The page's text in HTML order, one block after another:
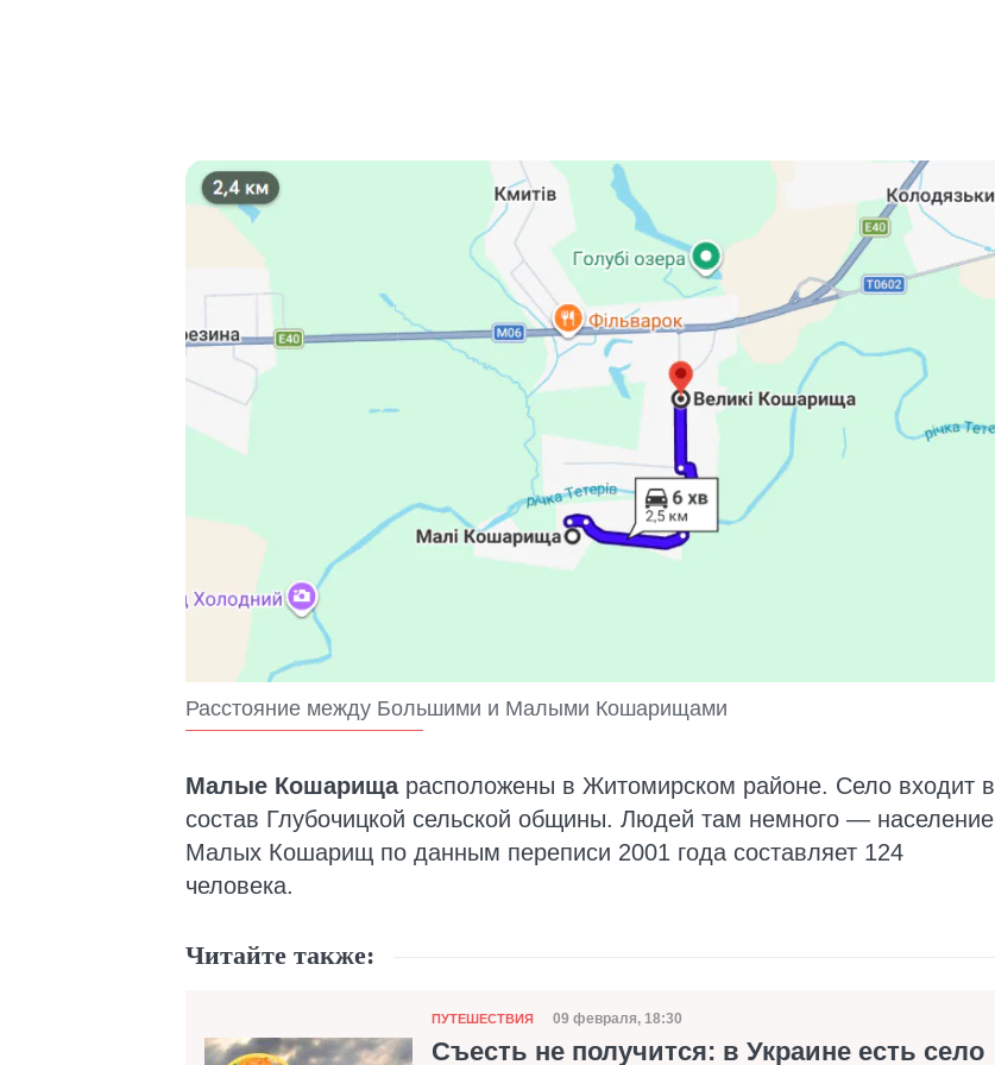
Расстояние между Большими и Малыми Кошарищами
Малые Кошарищарасположены в Житомирском районе. Село входит в
состав Глубочицкой сельской общины. Людей там немного — население
Малых Кошарищ по данным переписи 2001 года составляет 124
человека.
Читайте также:
Категория
ПУТЕШЕСТВИЯ Дата публикации
09 февраля, 18:30
Съесть не получится: в Украине есть село